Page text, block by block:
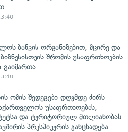
ბანკის ორგანიზებით, მცირე და
შრომის უსაფრთხოების
გაიმართა
ომის შედეგები დღემდე ძირს
უსაფრთხოებას,
და ტერიტორიულ მთლიანობას
პრესპიკერის განცხადება